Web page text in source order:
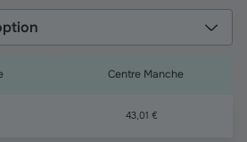
Centre Manche
43,01 €